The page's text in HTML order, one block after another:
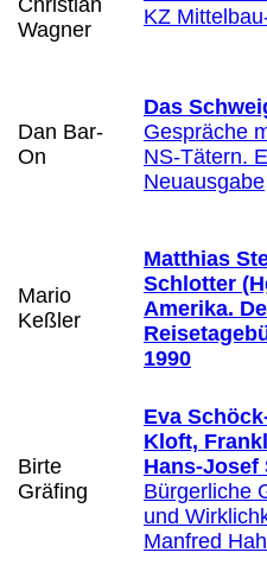
Wagner
KZ
Dan Bar-
On
Das
Gespräche
NS-Tätern.
Neuausgabe
Mario
Keßler
Matthias
Schlotter
Amerika.
1990
Birte
Gräfing
Eva
Kloft,
Hans-Josef
Bürgerliche
und
Manfred